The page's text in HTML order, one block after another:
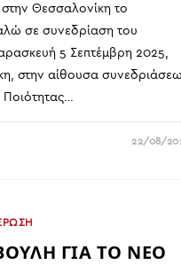
Θεσσαλονίκη το
σε συνεδρίαση του
5 Σεπτέμβρη 2025,
στην αίθουσα
22/08/
ΓΙΑ ΤΟ ΝΕΟ